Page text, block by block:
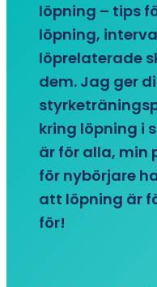
löpning – tips
löpning,
löprelaterade
dem. Jag ger
kring löpning i
är för alla, min
för nybörjare
att löpning är
för!